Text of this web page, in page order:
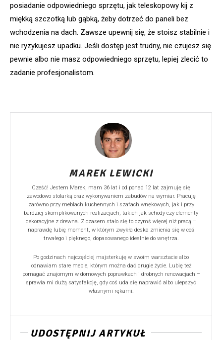
posiadanie odpowiedniego sprzętu, jak teleskopowy kij z
miękką szczotką lub gąbką, żeby dotrzeć do paneli bez
wchodzenia na dach. Zawsze upewnij się, że stoisz stabilnie i
nie ryzykujesz upadku. Jeśli dostęp jest trudny, nie czujesz się
pewnie albo nie masz odpowiedniego sprzętu, lepiej zlecić to
zadanie profesjonalistom.
MAREK LEWICKI
Cześć! Jestem Marek, mam 36 lat i od ponad 12 lat zajmuję się
zawodowo stolarką oraz wykonywaniem zabudów na wymiar. Pracuję
zarówno przy meblach kuchennych i szafach wnękowych, jak i przy
bardziej skomplikowanych realizacjach, takich jak schody czy elementy
dekoracyjne z drewna. Z czasem stało się to czymś więcej niż pracą –
naprawdę lubię moment, w którym zwykła deska zmienia się w coś
trwałego i pięknego, dopasowanego idealnie do wnętrza.
Po godzinach najczęściej majsterkuję w swoim warsztacie albo
odnawiam stare meble, którym można dać drugie życie. Lubię też
pomagać znajomym w domowych poprawkach i drobnych renowacjach –
sprawia mi dużą satysfakcję, gdy coś uda się naprawić albo ulepszyć
własnymi rękami.
UDOSTĘPNIJ ARTYKUŁ